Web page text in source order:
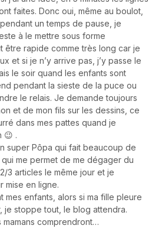
faites. Donc oui, même au boulot,
un temps de pause, je
à le mettre sous forme
être rapide comme très long car je
et si je n’y arrive pas, j’y passe le
le soir quand les enfants sont
pendant la sieste de la puce ou
le relais. Je demande toujours
et de mon fils sur les dessins, ce
dans mes pattes quand je
😉 .
super Pôpa qui fait beaucoup de
me permet de me dégager du
3 articles le même jour et je
mise en ligne.
mes enfants, alors si ma fille pleure
je stoppe tout, le blog attendra.
mamans comprendront…